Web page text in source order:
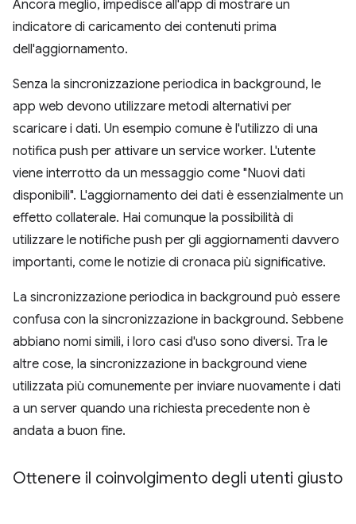
Ancora meglio, impedisce all'app di mostrare un
indicatore di caricamento dei contenuti prima
dell'aggiornamento.
Senza la sincronizzazione periodica in background, le
app web devono utilizzare metodi alternativi per
scaricare i dati. Un esempio comune è l'utilizzo di una
notifica push per attivare un service worker. L'utente
viene interrotto da un messaggio come "Nuovi dati
disponibili". L'aggiornamento dei dati è essenzialmente un
effetto collaterale. Hai comunque la possibilità di
utilizzare le notifiche push per gli aggiornamenti davvero
importanti, come le notizie di cronaca più significative.
La sincronizzazione periodica in background può essere
confusa con la sincronizzazione in background. Sebbene
abbiano nomi simili, i loro casi d'uso sono diversi. Tra le
altre cose, la sincronizzazione in background viene
utilizzata più comunemente per inviare nuovamente i dati
a un server quando una richiesta precedente non è
andata a buon fine.
Ottenere il coinvolgimento degli utenti giusto